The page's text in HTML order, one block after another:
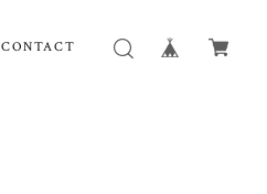
CONTACT